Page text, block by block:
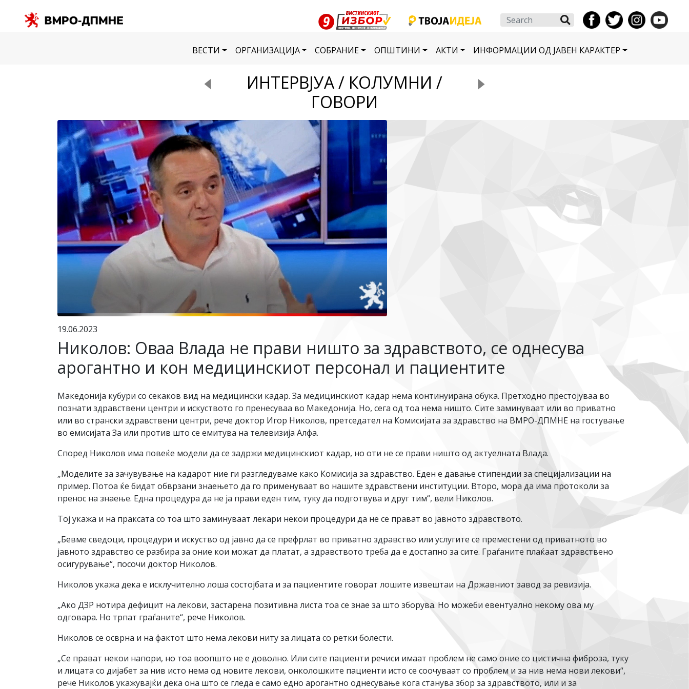
Search
ВЕСТИ ОРГАНИЗАЦИЈА СОБРАНИЕ ОПШТИНИ АКТИ ИНФОРМАЦИИ ОД ЈАВЕН КАРАКТЕР
ИНТЕРВЈУА / КОЛУМНИ /
ГОВОРИ
19.06.2023
Николов: Оваа Влада не прави ништо за здравството, се однесува
арогантно и кон медицинскиот персонал и пациентите
Македонија кубури со секаков вид на медицински кадар. За медицинскиот кадар нема континуирана обука. Претходно престојуваа во
познати здравствени центри и искуството го пренесуваа во Македонија. Но, сега од тоа нема ништо. Сите заминуваат или во приватно
или во странски здравствени центри, рече доктор Игор Николов, претседател на Комисијата за здравство на ВМРО-ДПМНЕ на гостување
во емисијата За или против што се емитува на телевизија Алфа.
Според Николов има повеќе модели да се задржи медицинскиот кадар, но оти не се прави ништо од актуелната Влада.
„Моделите за зачувување на кадарот ние ги разгледуваме како Комисија за здравство. Еден е давање стипендии за специјализации на
пример. Потоа ќе бидат обврзани знаењето да го применуваат во нашите здравствени институции. Второ, мора да има протоколи за
пренос на знаење. Една процедура да не ја прави еден тим, туку да подготвува и друг тим“, вели Николов.
Тој укажа и на праксата со тоа што заминуваат лекари некои процедури да не се прават во јавното здравството.
„Бевме сведоци, процедури и искуство од јавно да се префрлат во приватно здравство или услугите се преместени од приватното во
јавното здравство се разбира за оние кои можат да платат, а здравството треба да е достапно за сите. Граѓаните плаќаат здравствено
осигурување“, посочи доктор Николов.
Николов укажа дека е исклучително лоша состојбата и за пациентите говорат лошите извештаи на Државниот завод за ревизија.
„Ако ДЗР нотира дефицит на лекови, застарена позитивна листа тоа се знае за што зборува. Но можеби евентуално некому ова му
одговара. Но трпат граѓаните“, рече Николов.
Николов се осврна и на фактот што нема лекови ниту за лицата со ретки болести.
„Се прават некои напори, но тоа воопшто не е доволно. Или сите пациенти речиси имаат проблем не само оние со цистична фиброза, туку
и лицата со дијабет за нив исто нема од новите лекови, онколошките пациенти исто се соочуваат со проблем и за нив нема нови лекови“,
рече Николов укажувајќи дека она што се гледа е само едно арогантно однесување кога станува збор за здравството, или и за